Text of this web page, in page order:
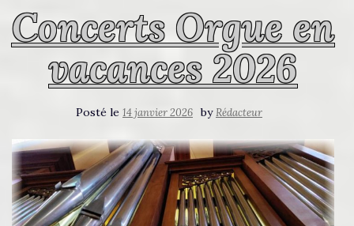
Concerts Orgue en
vacances 2026
Posté le 14 janvier 2026 byRédacteur